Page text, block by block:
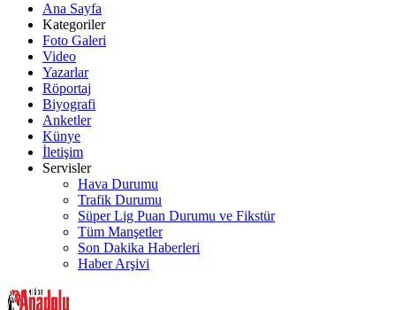
Ana Sayfa
Kategoriler
Foto Galeri
Video
Yazarlar
Röportaj
Biyografi
Anketler
Künye
İletişim
Servisler
Hava Durumu
Trafik Durumu
Süper Lig Puan Durumu ve Fikstür
Tüm Manşetler
Son Dakika Haberleri
Haber Arşivi